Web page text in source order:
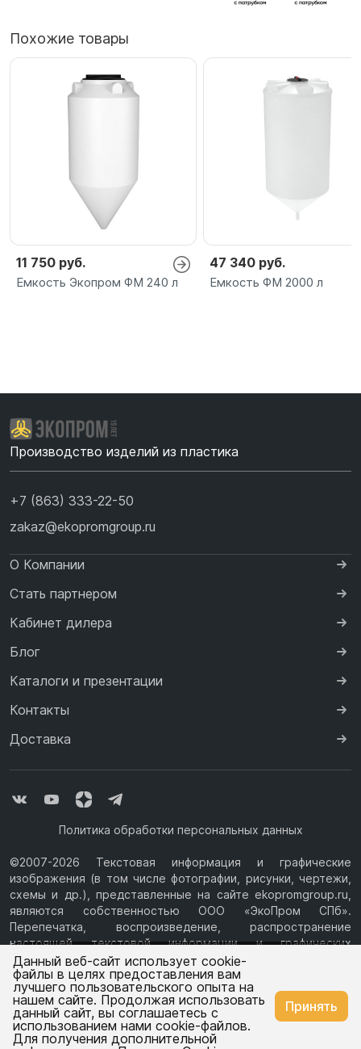
Емкости Емкости
Похожие товары
11 750 руб.
Емкость Экопром ФМ 240 л
47 340 руб.
Емкость ФМ 2000 л
Производство изделий из пластика
+7 (863) 333-22-50
zakaz@ekopromgroup.ru
О Компании
Стать партнером
Кабинет дилера
Блог
Каталоги и презентации
Контакты
Доставка
Политика обработки персональных данных
©2007-2026 Текстовая информация и графические
изображения (в том числе фотографии, рисунки, чертежи,
схемы и др.), представленные на сайте ekopromgroup.ru,
являются собственностью ООО «ЭкоПром СПб».
Перепечатка, воспроизведение, распространение
настоящей текстовой информации и графических
изображений с Сайта возможны только с письменного
разрешения ООО «ЭкоПром СПб» (ИНН 7814376069, ОГРН
1077847433730, Юридический адрес: 194044, г. Санкт-
Петербург, ул.Чугунная, д.14, литера М.) Информация на
сайте ekopromgroup.ru не является публичной офертой.
Ваш город —Ростов-на-Дону
Изменить Да, всё верно
Данный веб-сайт использует cookie-
файлы в целях предоставления вам
лучшего пользовательского опыта на
нашем сайте. Продолжая использовать
данный сайт, вы соглашаетесь с
использованием нами cookie-файлов.
Для получения дополнительной
Принять